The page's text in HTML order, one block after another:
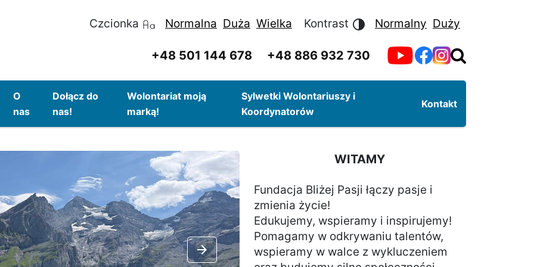
Czcionka Normalna Duża Wielka Kontrast Normalny Duży
+48 501 144 678 +48 886 932 730
O
nas
Dołącz do
nas!
Wolontariat moją
marką!
Sylwetki Wolontariuszy i
Koordynatorów
Kontakt
NASTĘPNY SLIDE
WITAMY
Fundacja Bliżej Pasji łączy pasje i
zmienia życie!
Edukujemy, wspieramy i inspirujemy!
Pomagamy w odkrywaniu talentów,
wspieramy w walce z wykluczeniem